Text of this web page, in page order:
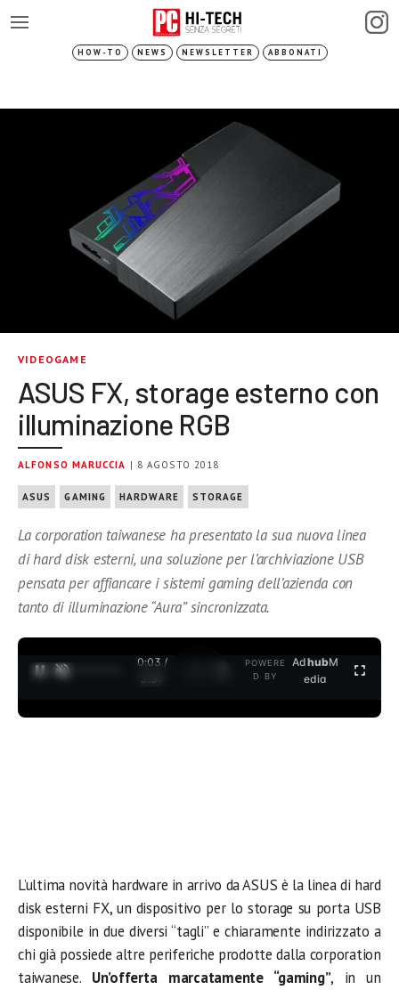
HOW-TO NEWS NEWSLETTER ABBONATI
VIDEOGAME
ASUS FX, storage esterno con
illuminazione RGB
ALFONSO MARUCCIA | 8 AGOSTO 2018
ASUS GAMING HARDWARE STORAGE
La corporation taiwanese ha presentato la sua nuova linea
di hard disk esterni, una soluzione per l’archiviazione USB
pensata per affiancare i sistemi gaming dell’azienda con
tanto di illuminazione “Aura” sincronizzata.
0:03 /
3:37
POWERE
D BY
AdhubM
edia
L’ultima novità hardware in arrivo da ASUS è la linea di hard
disk esterni FX, un dispositivo per lo storage su porta USB
disponibile in due diversi “tagli” e chiaramente indirizzato a
chi già possiede altre periferiche prodotte dalla corporation
taiwanese. Un’offerta marcatamente “gaming”, in un